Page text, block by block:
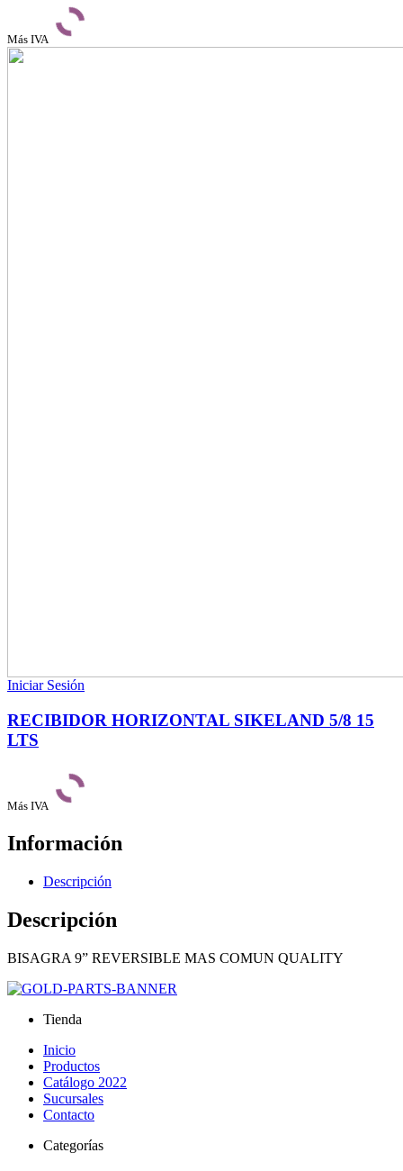
Más IVA
Iniciar Sesión
RECIBIDOR HORIZONTAL SIKELAND 5/8 15
LTS
Más IVA
Información
Descripción
Descripción
BISAGRA 9” REVERSIBLE MAS COMUN QUALITY
Tienda
Inicio
Productos
Catálogo 2022
Sucursales
Contacto
Categorías